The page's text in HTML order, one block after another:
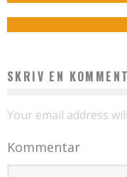
SKRIV EN
Your email address
Kommentar